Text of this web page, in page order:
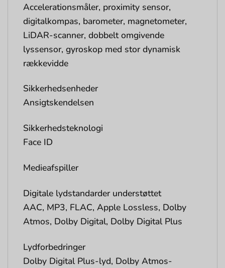
Accelerationsmåler, proximity sensor,
digitalkompas, barometer, magnetometer,
LiDAR-scanner, dobbelt omgivende
lyssensor, gyroskop med stor dynamisk
rækkevidde
Sikkerhedsenheder
Ansigtskendelsen
Sikkerhedsteknologi
Face ID
Medieafspiller
Digitale lydstandarder understøttet
AAC, MP3, FLAC, Apple Lossless, Dolby
Atmos, Dolby Digital, Dolby Digital Plus
Lydforbedringer
Dolby Digital Plus-lyd, Dolby Atmos-